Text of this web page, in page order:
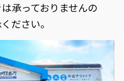
承っておりませんの
ださい。